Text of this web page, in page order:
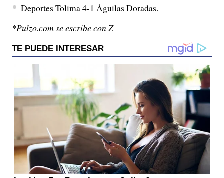
Deportes Tolima 4-1 Águilas Doradas.
*Pulzo.com se escribe con Z